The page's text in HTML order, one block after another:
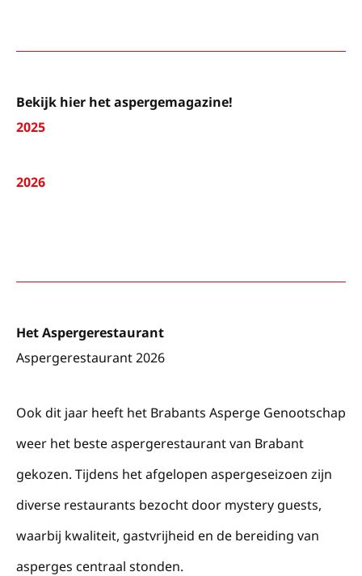
Bekijk hier het aspergemagazine!
2025
2026
Het Aspergerestaurant
Aspergerestaurant 2026
Ook dit jaar heeft het Brabants Asperge Genootschap
weer het beste aspergerestaurant van Brabant
gekozen. Tijdens het afgelopen aspergeseizoen zijn
diverse restaurants bezocht door mystery guests,
waarbij kwaliteit, gastvrijheid en de bereiding van
asperges centraal stonden.